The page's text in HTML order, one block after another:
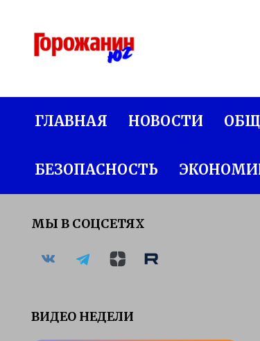
содержанию
ГЛАВНАЯ НОВОСТИ
БЕЗОПАСНОСТЬ
МЫ В СОЦСЕТЯХ
ВИДЕО НЕДЕЛИ